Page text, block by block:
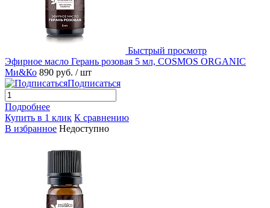
Быстрый просмотр
Эфирное масло Герань розовая 5 мл, COSMOS ORGANIC
Ми&Ко 890 руб. / шт
Подписаться
Подробнее
Купить в 1 клик К сравнению
В избранное Недоступно